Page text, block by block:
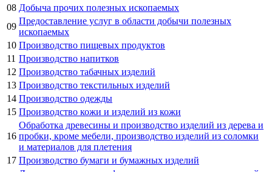
08 Добыча прочих полезных ископаемых
09
Предоставление услуг в области добычи полезных
ископаемых
10 Производство пищевых продуктов
11 Производство напитков
12 Производство табачных изделий
13 Производство текстильных изделий
14 Производство одежды
15 Производство кожи и изделий из кожи
16
Обработка древесины и производство изделий из дерева и
пробки, кроме мебели, производство изделий из соломки
и материалов для плетения
17 Производство бумаги и бумажных изделий